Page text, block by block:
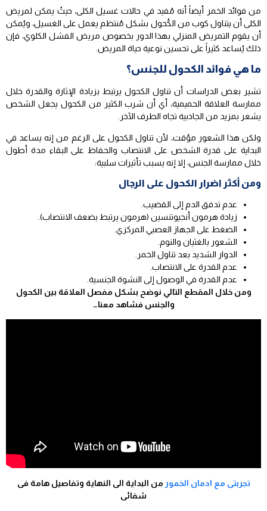
من فوائد الخمر أيضاً أنه مُفيد في حالات غسيل الكلى، حيثُ يمكن لمريض
الكلى أن يتناول كوب من الكُحول بشكل مُنتظم يعمل على الغسيل، ويُمكن
أن يقوم التمريض المنزلي بهذا الدور بخصوص مريض الفشل الكلوي، فإن
ذلك يُساعد كثيراً على تحسين نوعية حياة المريض.
ما هي فوائد الكحول للجنس؟
تشير بعض الدراسات أن تناول الكحول يرتبط بزيادة الإثارة والقدرة خلال
ممارسة العلاقة الحميمية، أي أن شرب الكثير من الكحول يجعل الشخص
يشعر بمزيد من الجاذبية تجاه الطرف الآخر.
ولكن هذا الشعور مؤقت، لأن تناول الكحول على الرغم من إنه يساعد في
البداية على قدرة الشخص على الانتصاب والحفاظ على البقاء مدة أطول
خلال ممارسة الجنس، إلا إنه يسبب تأثيرات سلبية:
ومن أكثر اضرار الكحول على الرجال
عدم تدفق الدم إلى القضيب.
زيادة هرمون أنجيوتنسين (هرمون يرتبط بضعف الانتصاب).
الضغط على الجهاز العصبي المركزي.
الشعور بالغثيان والنوم.
الدوار الشديد بعد تناول الخمر.
عدم القدرة على الانتصاب.
عدم القدرة في الوصول إلى النشوة الجنسية.
ومن خلال المقطع التالي نوضح بشكل مفصل العلاقة بين الكحول
والجنس فشاهد معنا…
تجربتى مع ادمان الخمور من البداية الى النهاية وتفاصيل هامة فى
شفائى